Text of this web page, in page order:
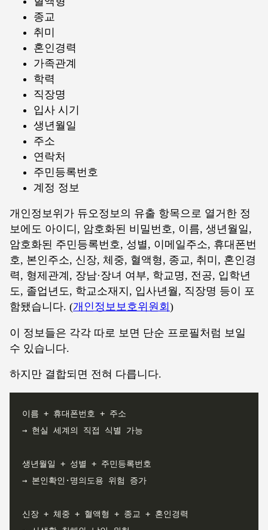
종교
취미
혼인경력
가족관계
학력
직장명
입사 시기
생년월일
주소
연락처
주민등록번호
계정 정보
개인정보위가 듀오정보의 유출 항목으로 열거한 정
보에도 아이디, 암호화된 비밀번호, 이름, 생년월일,
암호화된 주민등록번호, 성별, 이메일주소, 휴대폰번
호, 본인주소, 신장, 체중, 혈액형, 종교, 취미, 혼인경
력, 형제관계, 장남·장녀 여부, 학교명, 전공, 입학년
도, 졸업년도, 학교소재지, 입사년월, 직장명 등이 포
함됐습니다. (개인정보보호위원회 )
이 정보들은 각각 따로 보면 단순 프로필처럼 보일
수 있습니다.
하지만 결합되면 전혀 다릅니다.